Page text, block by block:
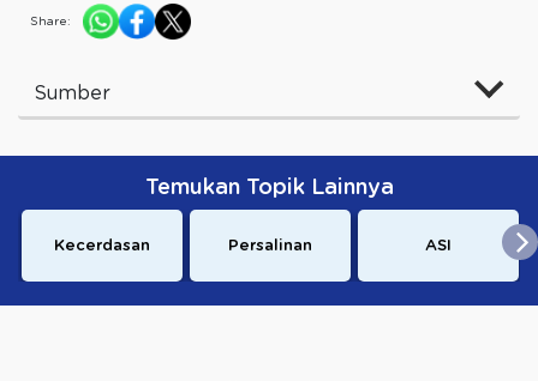
Share:
Sumber
Temukan Topik Lainnya
Kecerdasan Persalinan ASI